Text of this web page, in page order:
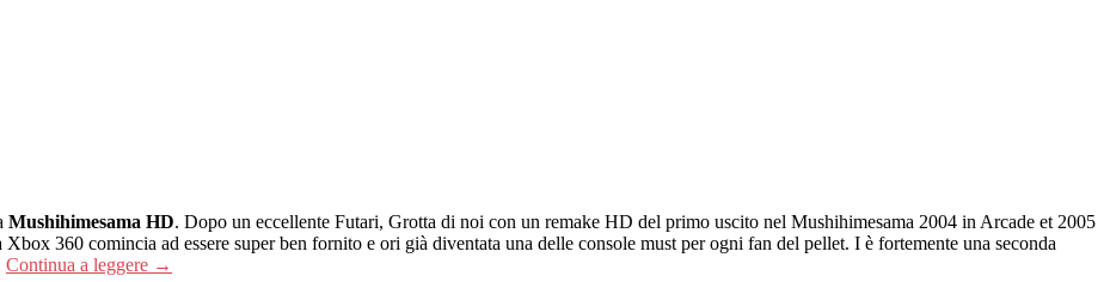
Mushihimesama HD. Dopo un eccellente Futari, Grotta di noi con un remake HD del primo uscito nel Mushihimesama 2004 in Arcade et 2005
360 comincia ad essere super ben fornito e ori già diventata una delle console must per ogni fan del pellet. I è fortemente una seconda
Continua a leggere →